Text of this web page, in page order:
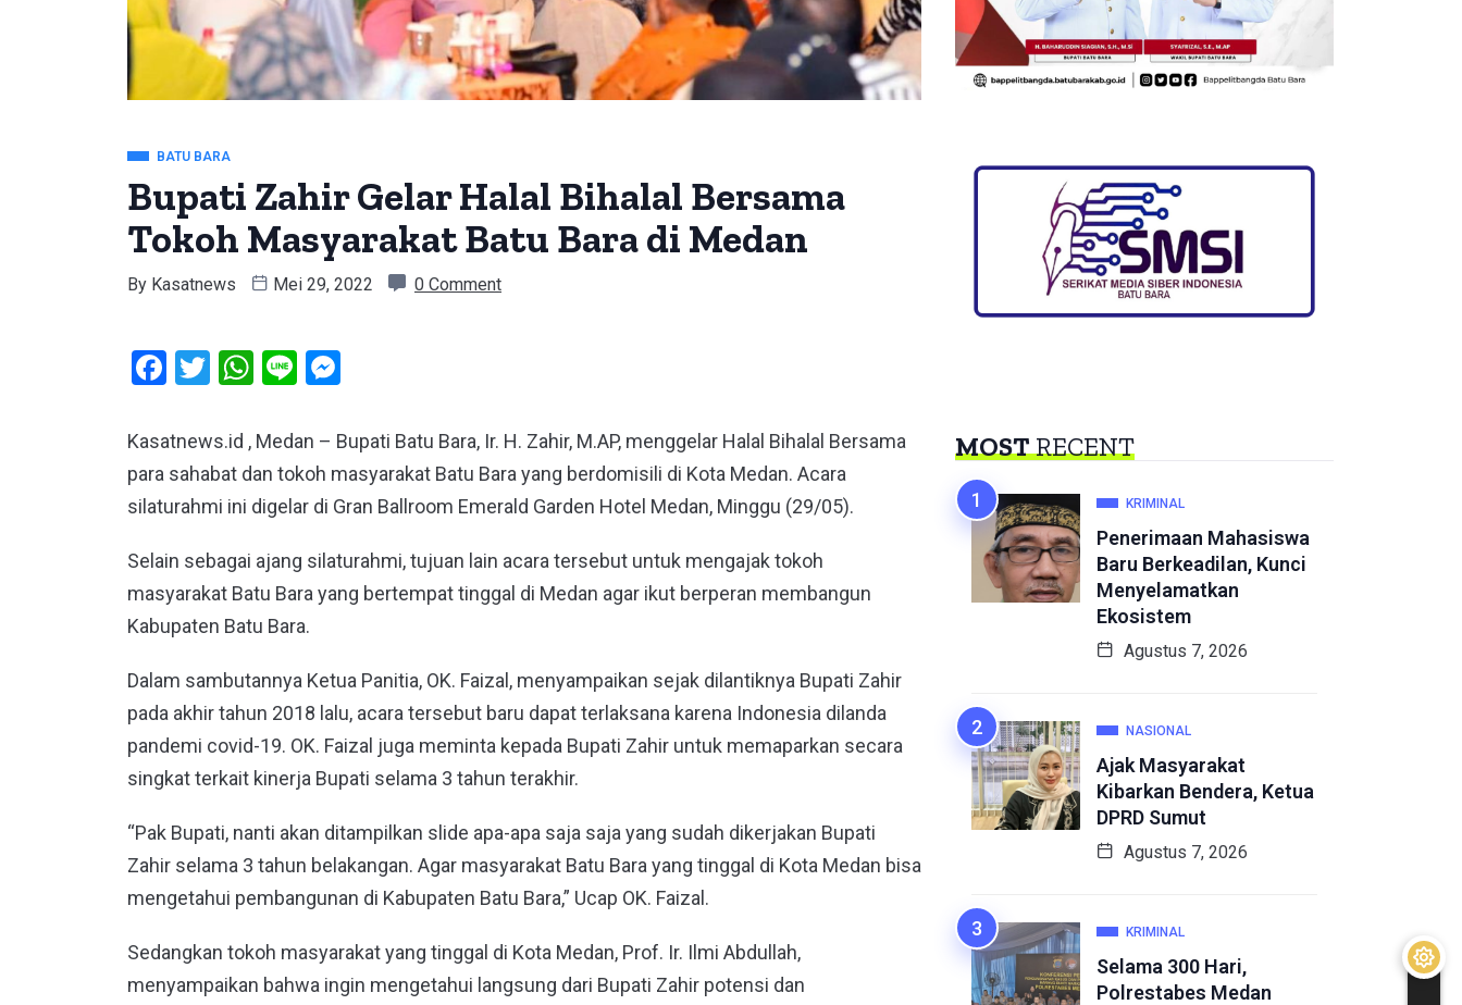
BATU BARA
Bupati Zahir Gelar Halal Bihalal Bersama
Tokoh Masyarakat Batu Bara di Medan
By Kasatnews Mei 29, 2022 0 Comment
Facebook
Twitter
WhatsApp
Line
Kasatnews.id , Medan – Bupati Batu Bara, Ir. H. Zahir, M.AP, menggelar Halal Bihalal Bersama
para sahabat dan tokoh masyarakat Batu Bara yang berdomisili di Kota Medan. Acara
silaturahmi ini digelar di Gran Ballroom Emerald Garden Hotel Medan, Minggu (29/05).
Selain sebagai ajang silaturahmi, tujuan lain acara tersebut untuk mengajak tokoh
masyarakat Batu Bara yang bertempat tinggal di Medan agar ikut berperan membangun
Kabupaten Batu Bara.
Dalam sambutannya Ketua Panitia, OK. Faizal, menyampaikan sejak dilantiknya Bupati Zahir
pada akhir tahun 2018 lalu, acara tersebut baru dapat terlaksana karena Indonesia dilanda
pandemi covid-19. OK. Faizal juga meminta kepada Bupati Zahir untuk memaparkan secara
singkat terkait kinerja Bupati selama 3 tahun terakhir.
“Pak Bupati, nanti akan ditampilkan slide apa-apa saja saja yang sudah dikerjakan Bupati
Zahir selama 3 tahun belakangan. Agar masyarakat Batu Bara yang tinggal di Kota Medan bisa
mengetahui pembangunan di Kabupaten Batu Bara,” Ucap OK. Faizal.
Sedangkan tokoh masyarakat yang tinggal di Kota Medan, Prof. Ir. Ilmi Abdullah,
menyampaikan bahwa ingin mengetahui langsung dari Bupati Zahir potensi dan
MOSTRECENT
KRIMINAL
Penerimaan Mahasiswa
Baru Berkeadilan, Kunci
Menyelamatkan
Ekosistem
Agustus 7, 2026
NASIONAL
Ajak Masyarakat
Kibarkan Bendera, Ketua
DPRD Sumut
Agustus 7, 2026
KRIMINAL
Selama 300 Hari,
Polrestabes Medan